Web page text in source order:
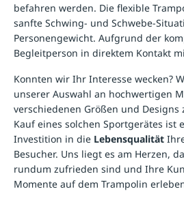
befahren werden. Die flexible
sanfte Schwing- und Schwebe-
Personengewicht. Aufgrund der
Begleitperson in direktem Kontakt
Konnten wir Ihr Interesse wecken?
unserer Auswahl an hochwertigen
verschiedenen Größen und Designs
Kauf eines solchen Sportgerätes ist
Investition in die Lebensqualität
Besucher. Uns liegt es am Herzen,
rundum zufrieden sind und Ihre
Momente auf dem Trampolin